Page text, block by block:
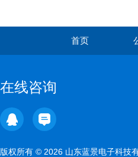
首页
在线咨询
版权所有 © 2026 山东蓝景电子科技